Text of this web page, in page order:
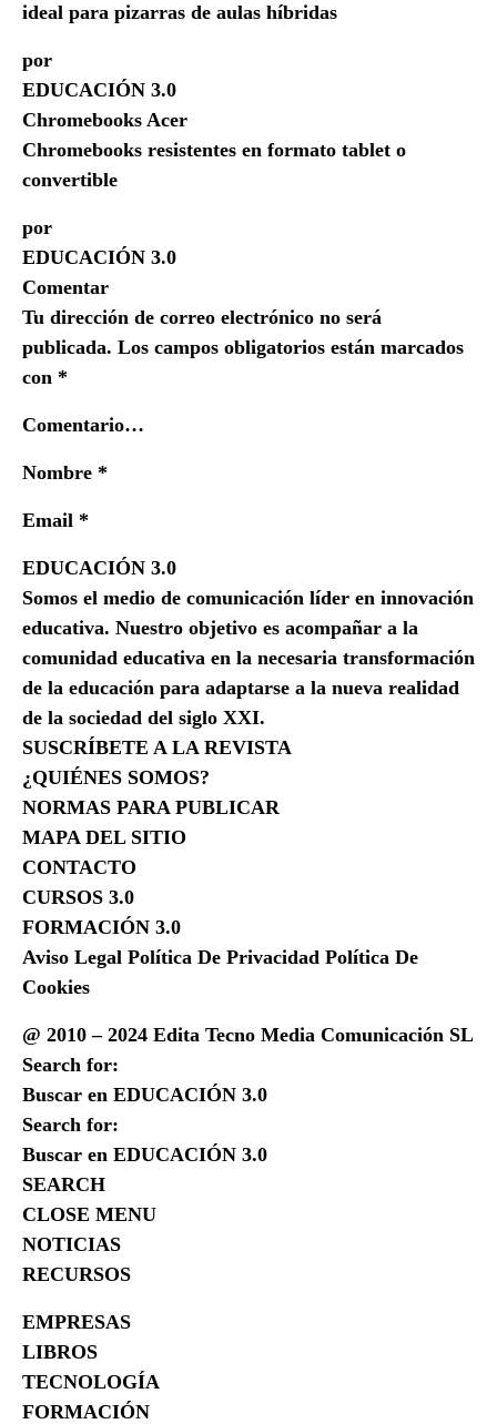
ideal para pizarras de aulas híbridas
por
EDUCACIÓN 3.0
Chromebooks Acer
Chromebooks resistentes en formato tablet o
convertible
por
EDUCACIÓN 3.0
Comentar
Tu dirección de correo electrónico no será
publicada. Los campos obligatorios están marcados
con *
Comentario…
Nombre *
Email *
EDUCACIÓN 3.0
Somos el medio de comunicación líder en innovación
educativa. Nuestro objetivo es acompañar a la
comunidad educativa en la necesaria transformación
de la educación para adaptarse a la nueva realidad
de la sociedad del siglo XXI.
SUSCRÍBETE A LA REVISTA
¿QUIÉNES SOMOS?
NORMAS PARA PUBLICAR
MAPA DEL SITIO
CONTACTO
CURSOS 3.0
FORMACIÓN 3.0
Aviso Legal Política De Privacidad Política De
Cookies
@ 2010 – 2024 Edita Tecno Media Comunicación SL
Search for:
Buscar en EDUCACIÓN 3.0
Search for:
Buscar en EDUCACIÓN 3.0
SEARCH
CLOSE MENU
NOTICIAS
RECURSOS
EMPRESAS
LIBROS
TECNOLOGÍA
FORMACIÓN